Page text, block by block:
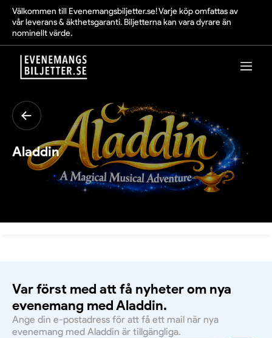
Välkommen till Evenemangsbiljetter.se! Varje köp omfattas av
vår leverans & äkthetsgaranti. Biljetterna kan vara dyrare än
nominellt värde.
Aladdin
Var först med att få nyheter om nya
evenemang med Aladdin.
Ange din e-postadress för att få ett mail när nya
evenemang med Aladdin är tillgängliga.